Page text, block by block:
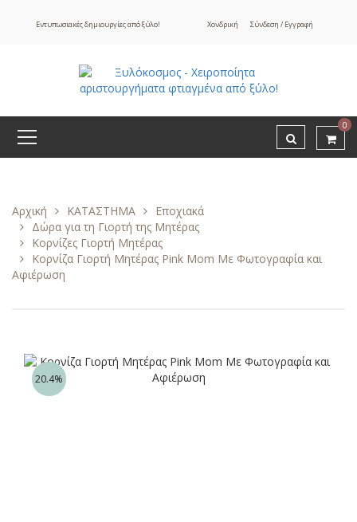
Εντυπωσιακές δημιουργίες από ξύλο! Χονδρική Σύνδεση / Εγγραφή
0
Αρχική ΚΑΤΑΣΤΗΜΑ
Εποχιακά
Δώρα για τη Γιορτή της Μητέρας
Κορνίζες Γιορτή Μητέρας
Κορνίζα Γιορτή Μητέρας Pink Mom Με Φωτογραφία και
Αφιέρωση
20.4%